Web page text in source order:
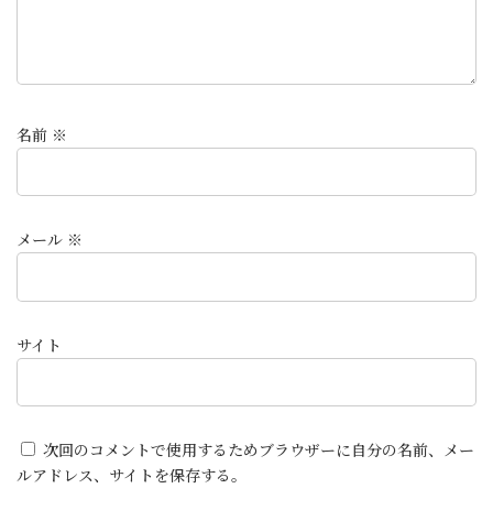
名前 ※
メール ※
サイト
次回のコメントで使用するためブラウザーに自分の名前、メー
ルアドレス、サイトを保存する。